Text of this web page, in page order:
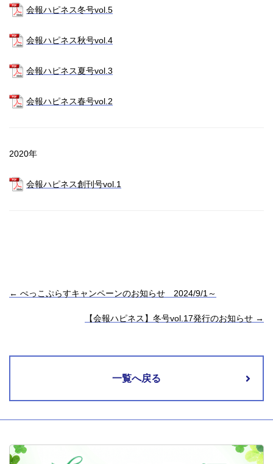
会報ハピネス冬号vol.5
会報ハピネス秋号vol.4
会報ハピネス夏号vol.3
会報ハピネス春号vol.2
2020年
会報ハピネス創刊号vol.1
← ぺっこぷらすキャンペーンのお知らせ 2024/9/1～
【会報ハピネス】冬号vol.17発行のお知らせ →
一覧へ戻る